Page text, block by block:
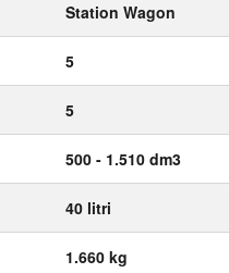
Station Wagon
5
5
500 - 1.510 dm3
40 litri
1.660 kg